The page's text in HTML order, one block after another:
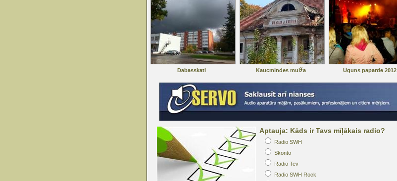
Dabasskati Kaucmindes muiža Uguns paparde 2012
Aptauja: Kāds ir Tavs mīļākais radio?
Radio SWH
Skonto
Radio Tev
Radio SWH Rock